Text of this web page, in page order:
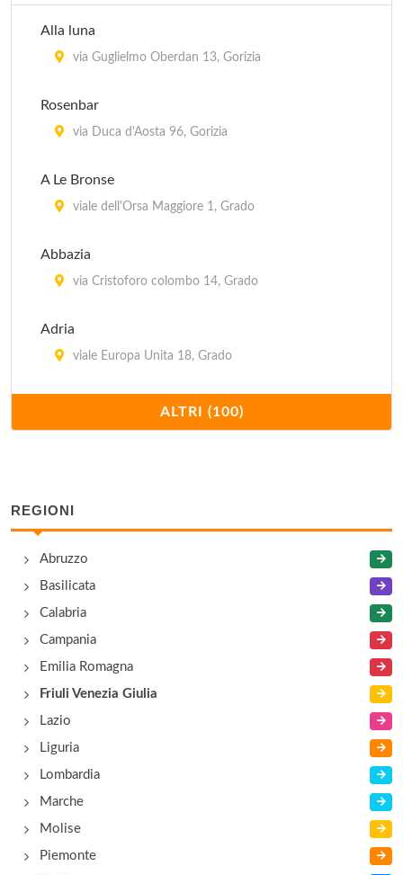
Alla luna
via Guglielmo Oberdan 13, Gorizia
Rosenbar
via Duca d'Aosta 96, Gorizia
A Le Bronse
viale dell'Orsa Maggiore 1, Grado
Abbazia
via Cristoforo colombo 14, Grado
Adria
viale Europa Unita 18, Grado
Campiello della Torre 2, Grado
via Monache 11, Gorizia
Agli Artisti
Campiello Porta Grande 2, Grado
Ai Campi di Marcello
Ai Castellieri
via dei Castellieri 7, Monfalcone
ALTRI (100)
REGIONI
Abruzzo
Basilicata
Calabria
Campania
Emilia Romagna
Friuli Venezia Giulia
Lazio
Liguria
Lombardia
Marche
Molise
Piemonte